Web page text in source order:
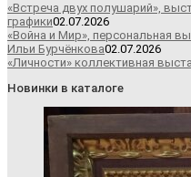
«Встреча двух полушарий»,
графики02.07.2026
«Война и Мир», персональная
Ильи Бурчёнкова02.07.2026
«Личности» коллективная
Новинки в каталоге